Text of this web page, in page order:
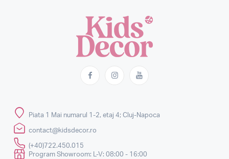
Piata 1 Mai numarul 1-2, etaj 4; Cluj-Napoca
contact@kidsdecor.ro
(+40)722.450.015
Program Showroom: L-V: 08:00 - 16:00